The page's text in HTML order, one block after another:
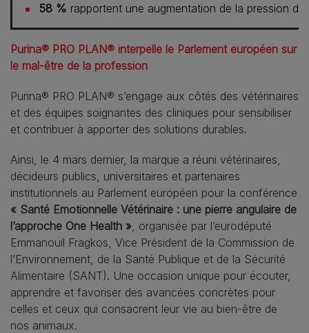
58 % rapportent une augmentation de la pression
Purina® PRO PLAN® interpelle le Parlement européen sur
le mal-être de la profession
Purina® PRO PLAN® s’engage aux côtés des vétérinaires
et des équipes soignantes des cliniques pour sensibiliser
et contribuer à apporter des solutions durables.
Ainsi, le 4 mars dernier, la marque a réuni vétérinaires,
décideurs publics, universitaires et partenaires
institutionnels au Parlement européen pour la conférence
« Santé Emotionnelle Vétérinaire : une pierre angulaire de
l’approche One Health » , organisée par l’eurodéputé
Emmanouil Fragkos, Vice Président de la Commission de
l’Environnement, de la Santé Publique et de la Sécurité
Alimentaire (SANT). Une occasion unique pour écouter,
apprendre et favoriser des avancées concrètes pour
celles et ceux qui consacrent leur vie au bien-être de
nos animaux.